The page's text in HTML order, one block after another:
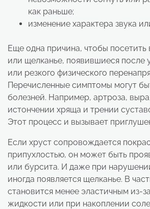
как раньше;
изменение характера звука
Еще одна причина, чтобы посетить
или щелканье, появившиеся после
или резкого физического
Перечисленные симптомы могут
болезней. Например, артроза,
истончении хряща и трении
Этот процесс и вызывает
Если хруст сопровождается
припухлостью, он может быть
или бурсита. И даже при
иногда появляется щелканье. В
становится менее эластичным из-
жидкости или при накоплении